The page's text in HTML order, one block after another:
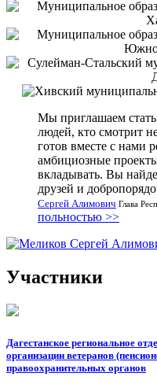
Мы приглашаем
людей, кто смотрит
готов вместе с нами
амбициозные
вкладывать. Вы
друзей и
Сергей Алимович Глава
польностью >>
Участники
Дагестанское региональное
организации ветеранов
правоохранительных органов